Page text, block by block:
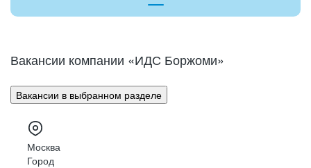
УСТОЙЧИВОЕ РАЗВИТИЕ
Вакансии компании «ИДС Боржоми»
Вакансии в выбранном разделе
Москва
Город